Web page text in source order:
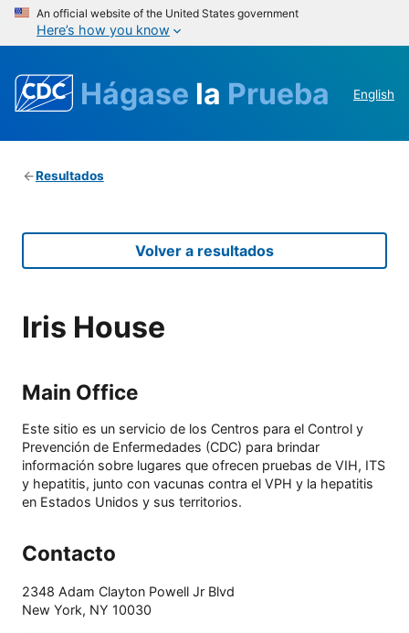
An official website of the United States government
Here’s how you know
Hágase la Prueba English
Resultados
Volver a resultados
Iris House
Main Office
Este sitio es un servicio de los Centros para el Control y
Prevención de Enfermedades (CDC) para brindar
información sobre lugares que ofrecen pruebas de VIH, ITS
y hepatitis, junto con vacunas contra el VPH y la hepatitis
en Estados Unidos y sus territorios.
Contacto
2348 Adam Clayton Powell Jr Blvd
New York, NY 10030